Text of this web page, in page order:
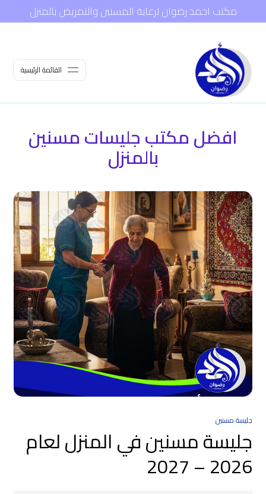
مكتب احمد رضوان لرعاية المسنين والتمريض بالمنزل
القائمة الرئيسية
افضل مكتب جليسات مسنين
بالمنزل
جليسة مسنين
جليسة مسنين في المنزل لعام
2026 – 2027